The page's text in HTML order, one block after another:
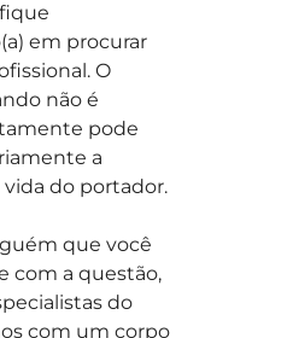
em procurar
O
não é
pode
a
do portador.
que você
com a questão,
do
com um corpo